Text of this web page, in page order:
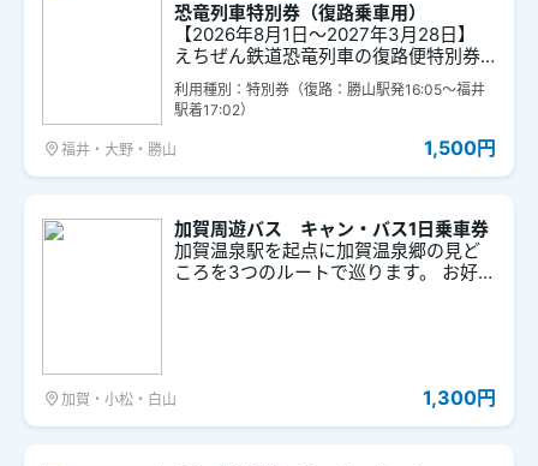
恐竜列車特別券（復路乗車用）
【2026年8月1日～2027年3月28日】
えちぜん鉄道恐竜列車の復路便特別券
です。車両全体に恐竜がラッピングさ
れた恐竜列車に乗って、恐竜づくしの
旅を楽しもう！ ※チケットは、ご利用前
に誤って利用画面を表示された場合で
も使用済みとなりますので、ご注意く
利用種別：特別券（復路：勝山駅発16:05～福井
駅着17:02）
福井・大野・勝山 1,500円
加賀周遊バス キャン・バス1日乗車券
加賀温泉駅を起点に加賀温泉郷の見ど
ころを3つのルートで巡ります。 お好き
加賀・小松・白山 1,300円